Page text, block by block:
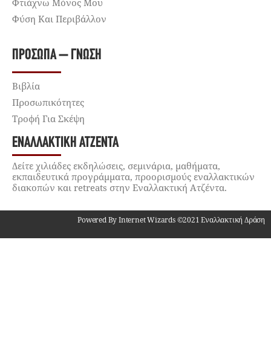
Φτιάχνω Μόνος Μου
Φύση Και Περιβάλλον
ΠΡΌΣΩΠΑ – ΓΝΏΣΗ
Βιβλία
Προσωπικότητες
Τροφή Για Σκέψη
ΕΝΑΛΛΑΚΤΙΚΉ ΑΤΖΈΝΤΑ
Δείτε χιλιάδες εκδηλώσεις, σεμινάρια, μαθήματα,
εκπαιδευτικά προγράμματα, προορισμούς εναλλακτικών
διακοπών και retreats στην Εναλλακτική Ατζέντα.
Powered By Internet Wizards ©2021 Εναλλακτική Δράση